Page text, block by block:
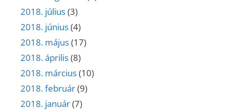
2018. július(3)
2018. június(4)
2018. május(17)
2018. április(8)
2018. március(10)
2018. február(9)
2018. január(7)